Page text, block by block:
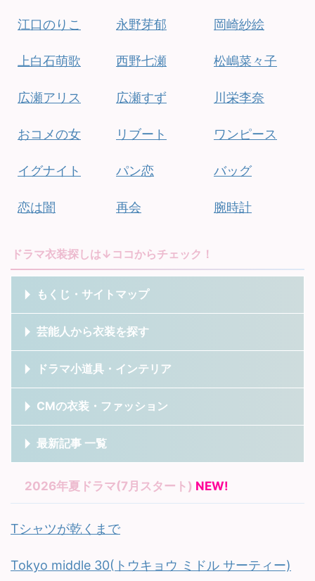
江口のりこ
上白石萌歌
広瀬アリス
おコメの女
イグナイト
恋は闇
永野芽郁
西野七瀬
広瀬すず
リブート
パン恋
再会
岡崎紗絵
松嶋菜々子
川栄李奈
ワンピース
バッグ
腕時計
ドラマ衣装探しは↓ココからチェック！
もくじ・サイトマップ
芸能人から衣装を探す
ドラマ小道具・インテリア
CMの衣装・ファッション
最新記事 一覧
2026年夏ドラマ(7月スタート) NEW!
Tシャツが乾くまで
Tokyo middle 30(トウキョウ ミドル サーティー)